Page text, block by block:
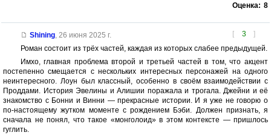
Оценка: 8
[ 3 ]
Shining, 26 июня 2025 г.
Роман состоит из трёх частей, каждая из которых слабее предыдущей.
Имхо, главная проблема второй и третьей частей в том, что акцент
постепенно смещается с нескольких интересных персонажей на одного
неинтересного. Лоун был классный, особенно в своём взаимодействии с
Проддами. История Эвелины и Алишии поражала и трогала. Джейни и её
знакомство с Бонни и Винни — прекрасные истории. И я уже не говорю о
по-настоящему жутком моменте с рождением Бэби. Должен признать, я
сначала не понял, что такое «монголоид» в этом контексте — пришлось
гуглить.